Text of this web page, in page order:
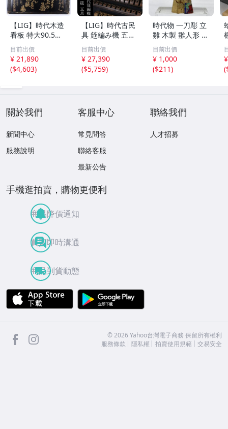
【LIG】時代木造
看板 特大90.5㎝
金彩 本舗 高田徳
左衛門 古美術品
2606.676
目前出價
¥ 21,890
($4,603)
【LIG】時代古民
具 筵編み機 五点
むしろ編み 筬 お
さ 農具 古道具 26
04.458
目前出價
¥ 27,390
($5,759)
時代物 一刀彫 立
雛 木製 雛人形 木
彫彩色 小型 2.2×
3.5×H5.7cm ひな
祭り 郷土玩具 木
工芸 置物 木彫人
目前出價
¥ 1,000
($211)
(
關於我們
新聞中心
服務說明
客服中心
常見問答
聯絡客服
最新公告
聯絡我們
人才招募
手機逛拍賣，購物更便利
商品降價通知
買賣即時溝通
商品到貨動態
APP Store
facebook ©2026 Yahoo台灣電子商務 保留所有權利
服務條款
隱私權 拍賣使用規範 交易安全